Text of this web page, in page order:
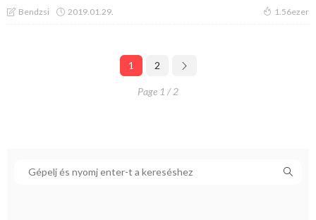
Bendzsi 2019.01.29. 1.56ezer
1 2
Page 1 / 2